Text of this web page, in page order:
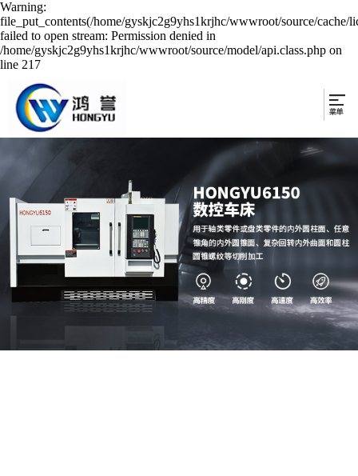
Warning:
file_put_contents(/home/gyskjc2g9yhs1krjhc/wwwroot/source/cache/
failed to open stream: Permission denied in
/home/gyskjc2g9yhs1krjhc/wwwroot/source/model/api.class.php on
line 217